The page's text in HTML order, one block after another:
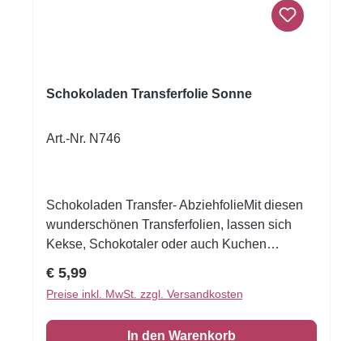
Schokoladen Transferfolie Sonne
Art.-Nr. N746
Schokoladen Transfer- AbziehfolieMit diesen
wunderschönen Transferfolien, lassen sich
Kekse, Schokotaler oder auch Kuchen
Sie die Schokolade, streichen Sie die
Schokolade auf die Transferfolie, eventuell mit
einer Aufstreichmatte und lassen Sie diese fest
Regulärer Preis:
€ 5,99
Preise inkl. MwSt. zzgl. Versandkosten
In den Warenkorb